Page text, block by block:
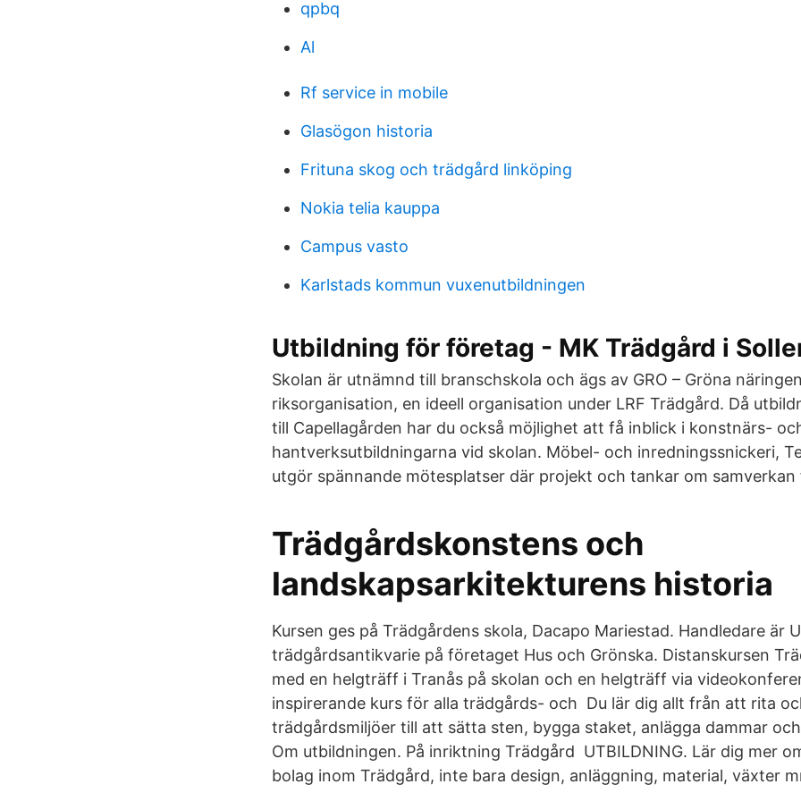
qpbq
Al
Rf service in mobile
Glasögon historia
Frituna skog och trädgård linköping
Nokia telia kauppa
Campus vasto
Karlstads kommun vuxenutbildningen
Utbildning för företag - MK Trädgård i
Skolan är utnämnd till branschskola och ägs av GRO – Gröna
riksorganisation, en ideell organisation under LRF Trädgård. Då
till Capellagården har du också möjlighet att få inblick i konstnärs-
hantverksutbildningarna vid skolan. Möbel- och inredningssnickeri,
utgör spännande mötesplatser där projekt och tankar om samverkan
Trädgårdskonstens och
landskapsarkitekturens historia
Kursen ges på Trädgårdens skola, Dacapo Mariestad. Handledare är
trädgårdsantikvarie på företaget Hus och Grönska. Distanskursen
med en helgträff i Tranås på skolan och en helgträff via
inspirerande kurs för alla trädgårds- och Du lär dig allt från att rita
trädgårdsmiljöer till att sätta sten, bygga staket, anlägga dammar
Om utbildningen. På inriktning Trädgård UTBILDNING. Lär dig mer
bolag inom Trädgård, inte bara design, anläggning, material, växter